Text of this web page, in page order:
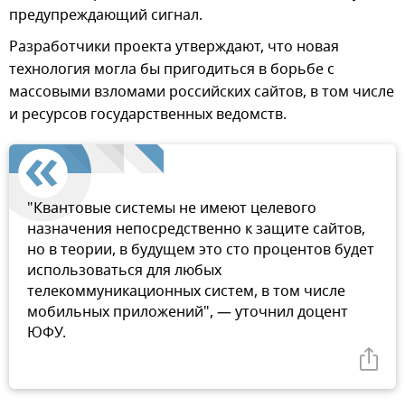
предупреждающий сигнал.
Разработчики проекта утверждают, что новая
технология могла бы пригодиться в борьбе с
массовыми взломами российских сайтов, в том числе
и ресурсов государственных ведомств.
"Квантовые системы не имеют целевого
назначения непосредственно к защите сайтов,
но в теории, в будущем это сто процентов будет
использоваться для любых
телекоммуникационных систем, в том числе
мобильных приложений", — уточнил доцент
ЮФУ.